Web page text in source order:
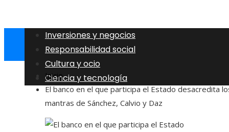
Inversiones y negocios
Responsabilidad social
Cultura y ocio
Ciencia y tecnología
Inicio
El banco en el que participa el Estado desacredita
mantras de Sánchez, Calvio y Daz